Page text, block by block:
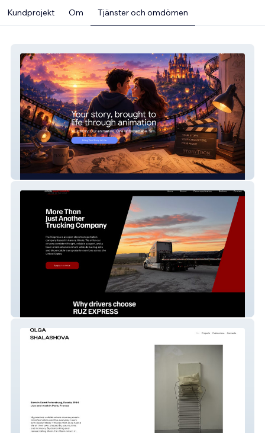
Kundprojekt Om Tjänster och omdömen
StoryToon for you!
Ruz Express Llc